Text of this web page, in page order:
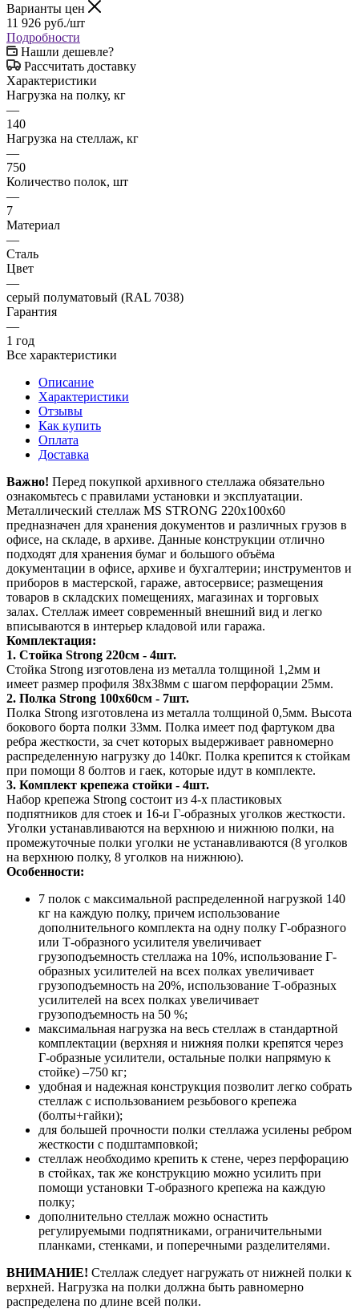
Варианты цен
11 926 руб./шт
Подробности
Нашли дешевле?
Рассчитать доставку
Характеристики
Нагрузка на полку, кг
—
140
Нагрузка на стеллаж, кг
—
750
Количество полок, шт
—
7
Материал
—
Сталь
Цвет
—
серый полуматовый (RAL 7038)
Гарантия
—
1 год
Все характеристики
Описание
Характеристики
Отзывы
Как купить
Оплата
Доставка
Важно! Перед покупкой архивного стеллажа обязательно
ознакомьтесь с правилами установки и эксплуатации.
Металлический стеллаж MS STRONG 220х100х60
предназначен для хранения документов и различных грузов в
офисе, на складе, в архиве. Данные конструкции отлично
подходят для хранения бумаг и большого объёма
документации в офисе, архиве и бухгалтерии; инструментов и
приборов в мастерской, гараже, автосервисе; размещения
товаров в складских помещениях, магазинах и торговых
залах. Стеллаж имеет современный внешний вид и легко
вписываются в интерьер кладовой или гаража.
Комплектация:
1. Стойка Strong 220см - 4шт.
Стойка Strong изготовлена из металла толщиной 1,2мм и
имеет размер профиля 38х38мм с шагом перфорации 25мм.
2. Полка Strong 100х60см - 7шт.
Полка Strong изготовлена из металла толщиной 0,5мм. Высота
бокового борта полки 33мм. Полка имеет под фартуком два
ребра жесткости, за счет которых выдерживает равномерно
распределенную нагрузку до 140кг. Полка крепится к стойкам
при помощи 8 болтов и гаек, которые идут в комплекте.
3. Комплект крепежа стойки - 4шт.
Набор крепежа Strong состоит из 4-х пластиковых
подпятников для стоек и 16-и Г-образных уголков жесткости.
Уголки устанавливаются на верхнюю и нижнюю полки, на
промежуточные полки уголки не устанавливаются (8 уголков
на верхнюю полку, 8 уголков на нижнюю).
Особенности:
7 полок с максимальной распределенной нагрузкой 140
кг на каждую полку, причем использование
дополнительного комплекта на одну полку Г-образного
или Т-образного усилителя увеличивает
грузоподъемность стеллажа на 10%, использование Г-
образных усилителей на всех полках увеличивает
грузоподъемность на 20%, использование Т-образных
усилителей на всех полках увеличивает
грузоподъемность на 50 %;
максимальная нагрузка на весь стеллаж в стандартной
комплектации (верхняя и нижняя полки крепятся через
Г-образные усилители, остальные полки напрямую к
стойке) –750 кг;
удобная и надежная конструкция позволит легко собрать
стеллаж с использованием резьбового крепежа
(болты+гайки);
для большей прочности полки стеллажа усилены ребром
жесткости с подштамповкой;
стеллаж необходимо крепить к стене, через перфорацию
в стойках, так же конструкцию можно усилить при
помощи установки Т-образного крепежа на каждую
полку;
дополнительно стеллаж можно оснастить
регулируемыми подпятниками, ограничительными
планками, стенками, и поперечными разделителями.
ВНИМАНИЕ! Стеллаж следует нагружать от нижней полки к
верхней. Нагрузка на полки должна быть равномерно
распределена по длине всей полки.